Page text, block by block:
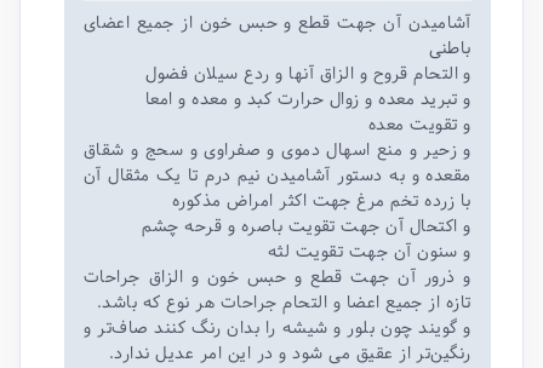
آشامیدن آن جهت قطع و حبس خون از جمیع اعضای
باطنی
و التحام قروح و الزاق آنها و ردع سیلان فضول
و تبرید معده و زوال حرارت کبد و معده و امعا
و تقویت معده
و زحیر و منع اسهال دموی و صفراوی و سحج و شقاق
مقعده و به دستور آشامیدن نیم درم تا یک مثقال آن
با زرده تخم مرغ جهت اکثر امراض مذکوره
و اکتحال آن جهت تقویت باصره و قرحه چشم
و سنون آن جهت تقویت لثه
و ذرور آن جهت قطع و حبس خون و الزاق جراحات
تازه از جمیع اعضا و التحام جراحات هر نوع که باشد.
و گویند چون بلور و شیشه را بدان رنگ کنند صاف‌تر و
رنگین‌تر از عقیق می شود و در این امر عدیل ندارد.